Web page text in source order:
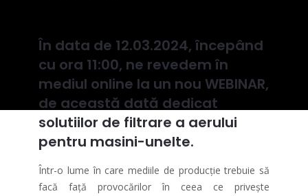
În data de 12.03.2024, începând
cu ora 11:00, ne revedem în
mediul online la un nou WEBINAR,
de această dată dedicat
solutiilor de filtrare a aerului
pentru masini-unelte.
Într-o lume în care mediile de producție trebuie să
facă față provocărilor în ceea ce privește